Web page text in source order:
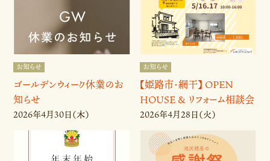
お知らせ
ゴールデンウィーク休業のお
知らせ
2026年4月30日（木）
お知らせ
【姫路市・網干】 OPEN
HOUSE & リフォーム相談会
🌟開催決定しました！
2026年4月28日（火）